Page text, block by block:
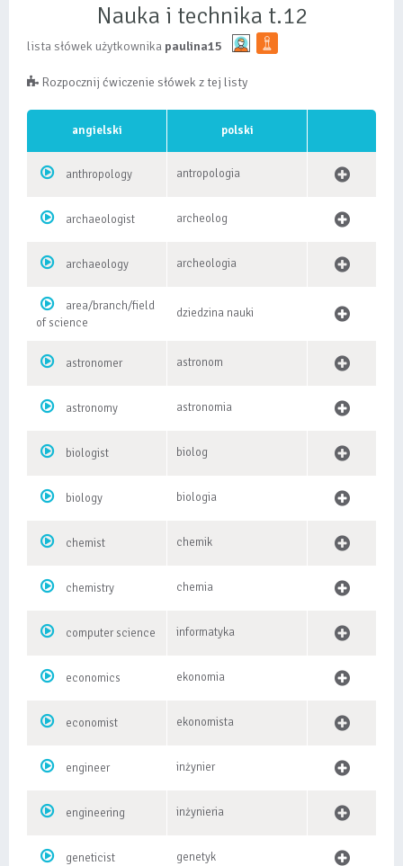
Nauka i technika t.12
lista słówek użytkownika paulina15
Rozpocznij ćwiczenie słówek z tej listy
angielski polski
anthropology antropologia
archaeologist archeolog
archaeology archeologia
area/branch/field
of science
dziedzina nauki
astronomer astronom
astronomy astronomia
biologist biolog
biology biologia
chemist chemik
chemistry chemia
computer science informatyka
economics ekonomia
economist ekonomista
engineer inżynier
engineering inżynieria
geneticist genetyk